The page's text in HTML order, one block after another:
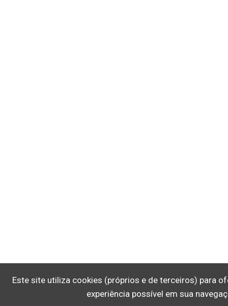
Este site utiliza cookies (próprios e de terceiros) para
experiência possível em sua